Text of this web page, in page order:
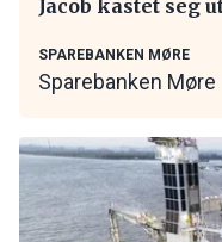
Jacob kastet seg
SPAREBANKEN MØRE
Sparebanken Møre